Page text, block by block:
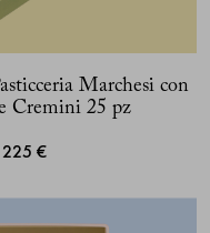
Marchesi con
Cremini 25 pz
225 €